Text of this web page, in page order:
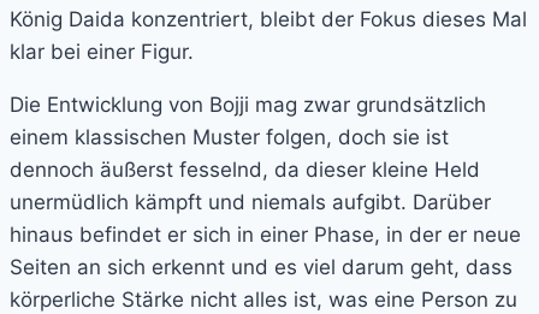
König Daida konzentriert, bleibt der Fokus dieses Mal
klar bei einer Figur.
Die Entwicklung von Bojji mag zwar grundsätzlich
einem klassischen Muster folgen, doch sie ist
dennoch äußerst fesselnd, da dieser kleine Held
unermüdlich kämpft und niemals aufgibt. Darüber
hinaus befindet er sich in einer Phase, in der er neue
Seiten an sich erkennt und es viel darum geht, dass
körperliche Stärke nicht alles ist, was eine Person zu